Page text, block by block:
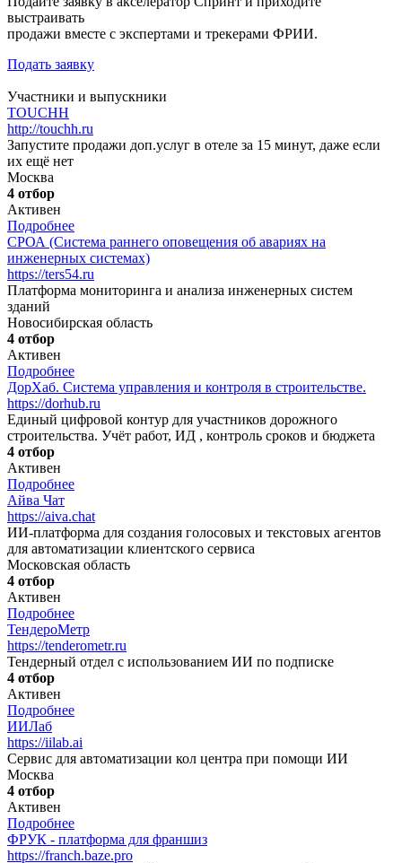
выстраивать
продажи вместе с экспертами и трекерами ФРИИ.
Подать заявку
Участники и выпускники
TOUCHH
http://touchh.ru
Запустите продажи доп.услуг в отеле за 15 минут, даже если
их ещё нет
Москва
4 отбор
Активен
Подробнее
СРОА (Система раннего оповещения об авариях на
инженерных системах)
https://ters54.ru
Платформа мониторинга и анализа инженерных систем
зданий
Новосибирская область
4 отбор
Активен
Подробнее
ДорХаб. Система управления и контроля в строительстве.
https://dorhub.ru
Единый цифровой контур для участников дорожного
строительства. Учёт работ, ИД , контроль сроков и бюджета
4 отбор
Активен
Подробнее
Айва Чат
https://aiva.chat
ИИ-платформа для создания голосовых и текстовых агентов
для автоматизации клиентского сервиса
Московская область
4 отбор
Активен
Подробнее
ТендероМетр
https://tenderometr.ru
Тендерный отдел с использованием ИИ по подписке
4 отбор
Активен
Подробнее
ИИЛаб
https://iilab.ai
Сервис для автоматизации кол центра при помощи ИИ
Москва
4 отбор
Активен
Подробнее
ФРУК - платформа для франшиз
https://franch.baze.pro